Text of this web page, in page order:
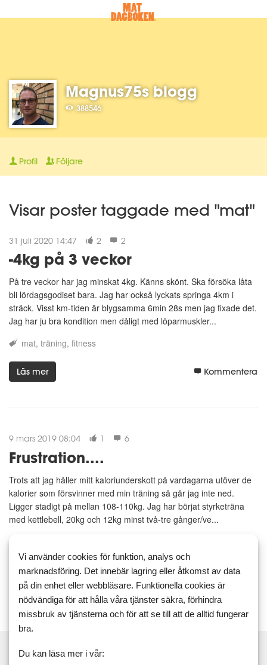
Magnus75s blogg
388546
Profil Följare
Visar poster taggade med "mat"
31 juli 2020 14:47 2 2
-4kg på 3 veckor
På tre veckor har jag minskat 4kg. Känns skönt. Ska försöka låta
bli lördagsgodiset bara. Jag har också lyckats springa 4km i
sträck. Visst km-tiden är blygsamma 6min 28s men jag fixade det.
Jag har ju bra kondition men dåligt med löparmuskler...
mat träning fitness
Läs mer Kommentera
9 mars 2019 08:04 1 6
Frustration....
Trots att jag håller mitt kaloriunderskott på vardagarna utöver de
kalorier som försvinner med min träning så går jag inte ned.
Ligger stadigt på mellan 108-110kg. Jag har börjat styrketräna
med kettlebell, 20kg och 12kg minst två-tre gånger/ve...
Läs mer Kommentera
Vi använder cookies för funktion, analys och
marknadsföring. Det innebär lagring eller åtkomst av data
på din enhet eller webbläsare. Funktionella cookies är
nödvändiga för att hålla våra tjänster säkra, förhindra
missbruk av tjänsterna och för att se till att de alltid fungerar
bra.
Du kan läsa mer i vår: